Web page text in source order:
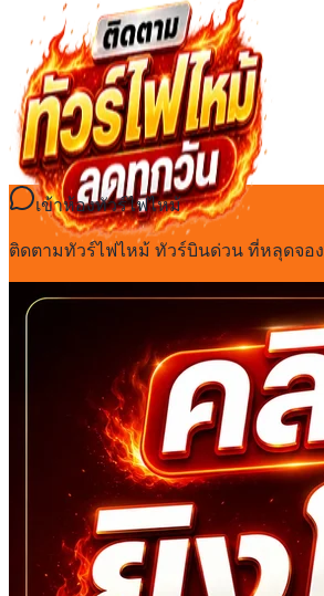
เข้าห้องทัวร์ไฟไหม้
ติดตามทัวร์ไฟไหม้ ทัวร์บินด่วน ที่หลุดจอง